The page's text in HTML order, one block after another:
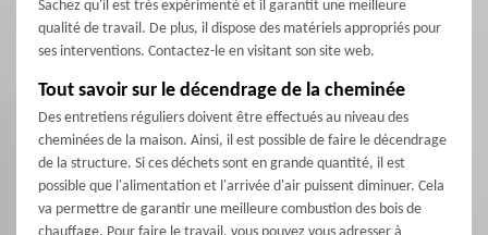
Sachez qu'il est très expérimenté et il garantit une meilleure
qualité de travail. De plus, il dispose des matériels appropriés pour
ses interventions. Contactez-le en visitant son site web.
Tout savoir sur le décendrage de la cheminée
Des entretiens réguliers doivent être effectués au niveau des
cheminées de la maison. Ainsi, il est possible de faire le décendrage
de la structure. Si ces déchets sont en grande quantité, il est
possible que l'alimentation et l'arrivée d'air puissent diminuer. Cela
va permettre de garantir une meilleure combustion des bois de